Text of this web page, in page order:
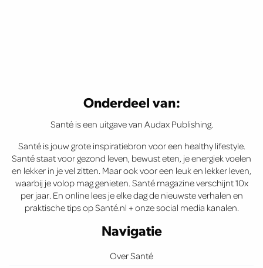
Onderdeel van:
Santé is een uitgave van Audax Publishing.
Santé is jouw grote inspiratiebron voor een healthy lifestyle.
Santé staat voor gezond leven, bewust eten, je energiek voelen
en lekker in je vel zitten. Maar ook voor een leuk en lekker leven,
waarbij je volop mag genieten. Santé magazine verschijnt 10x
per jaar. En online lees je elke dag de nieuwste verhalen en
praktische tips op Santé.nl + onze social media kanalen.
Navigatie
Over Santé